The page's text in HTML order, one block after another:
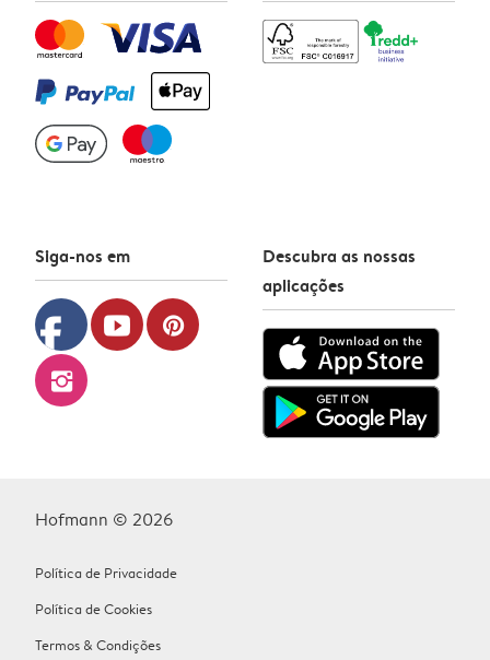
Siga-nos em
facebook youtube pinterest
instagram
Descubra as nossas
aplicações
Hofmann © 2026
Política de Privacidade
Política de Cookies
Termos & Condições